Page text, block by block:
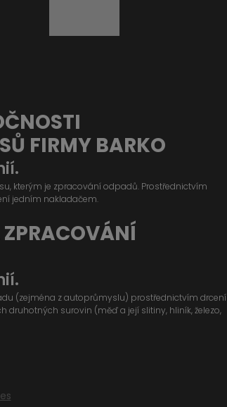
FIRMY BARKO
kterým je zpracování odpadů. Prostřednictvím
jedním nakladačem.
(zejména z autoprůmyslu) prostřednictvím drcení
surovin (měď a její slitiny, hliník, železo,